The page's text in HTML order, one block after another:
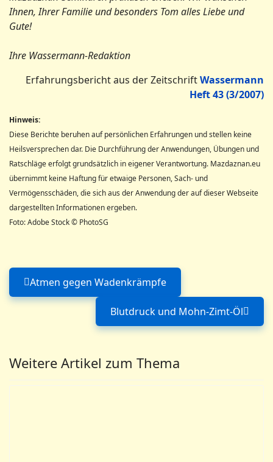
Ihnen, Ihrer Familie und besonders Tom alles Liebe und
Gute!
Ihre Wassermann-Redaktion
Erfahrungsbericht aus der ZeitschriftWassermann
Heft 43 (3/2007)
Hinweis:
Diese Berichte beruhen auf persönlichen Erfahrungen und stellen keine
Heilsversprechen dar. Die Durchführung der Anwendungen, Übungen und
Ratschläge erfolgt grundsätzlich in eigener Verantwortung. Mazdaznan.eu
übernimmt keine Haftung für etwaige Personen, Sach- und
Vermögensschäden, die sich aus der Anwendung der auf dieser Webseite
dargestellten Informationen ergeben.
Foto: Adobe Stock © PhotoSG
Vorheriger Beitrag: Atmen gegen
Atmen gegen Wadenkrämpfe
Nächster Beitrag:
Blutdruck und Mohn-Zimt-Öl
Weitere Artikel zum Thema